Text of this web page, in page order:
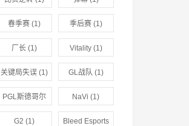
春季赛(1) 季后赛(1)
厂长(1) Vitality(1)
关键局失误(1) GL战队 (1)
PGL斯德哥尔 NaVi (1)
G2 (1) Bleed Esports